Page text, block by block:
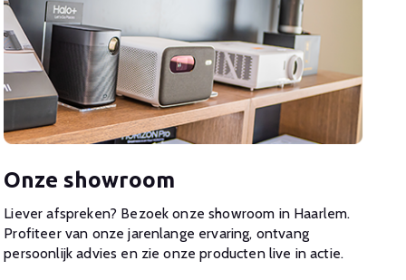
Onze showroom
Liever afspreken? Bezoek onze showroom in Haarlem.
Profiteer van onze jarenlange ervaring, ontvang
persoonlijk advies en zie onze producten live in actie.